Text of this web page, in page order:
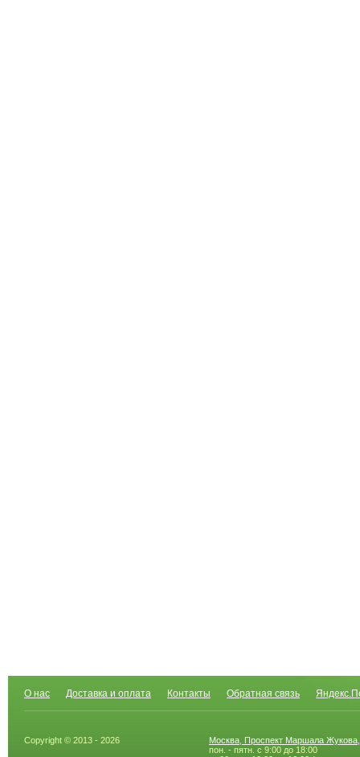
О нас Доставка и оплата Контакты Обратная связь
Copyright © 2013 - 2026
Москва, Проспект Маршала
пон. - пятн. с 9:00 до 18:00